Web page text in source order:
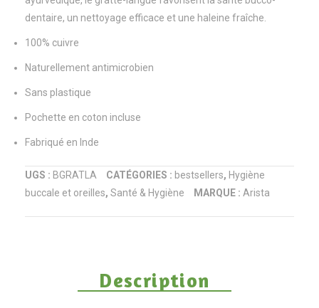
dentaire, un nettoyage efficace et une haleine fraîche.
100% cuivre
Naturellement antimicrobien
Sans plastique
Pochette en coton incluse
Fabriqué en Inde
UGS : BGRATLA CATÉGORIES : bestsellers, Hygiène
buccale et oreilles, Santé & Hygiène MARQUE : Arista
Description